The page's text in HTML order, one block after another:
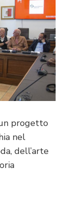
progetto
nel
dell’arte